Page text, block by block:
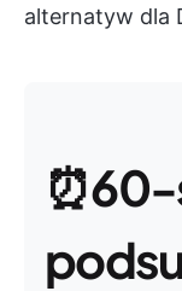
alternatyw dla
⏰60-